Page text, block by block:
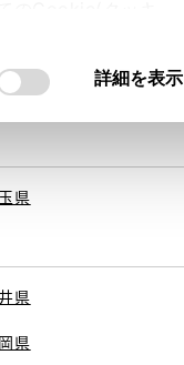
詳細を表示
田県
県
県
県
。